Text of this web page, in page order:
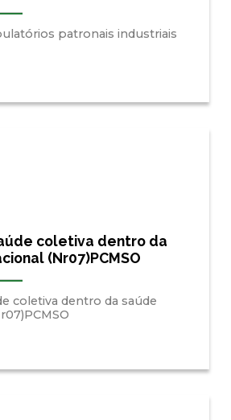
patronais industriais
coletiva dentro da
(Nr07)PCMSO
coletiva dentro da saúde